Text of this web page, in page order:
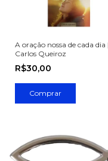
A oração nossa de cada dia |
Carlos Queiroz
R$30,00